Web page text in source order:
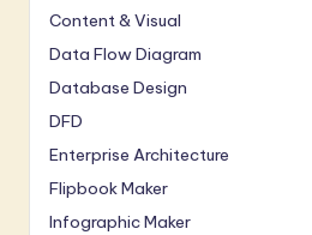
Content & Visual
Data Flow Diagram
Database Design
DFD
Enterprise Architecture
Flipbook Maker
Infographic Maker